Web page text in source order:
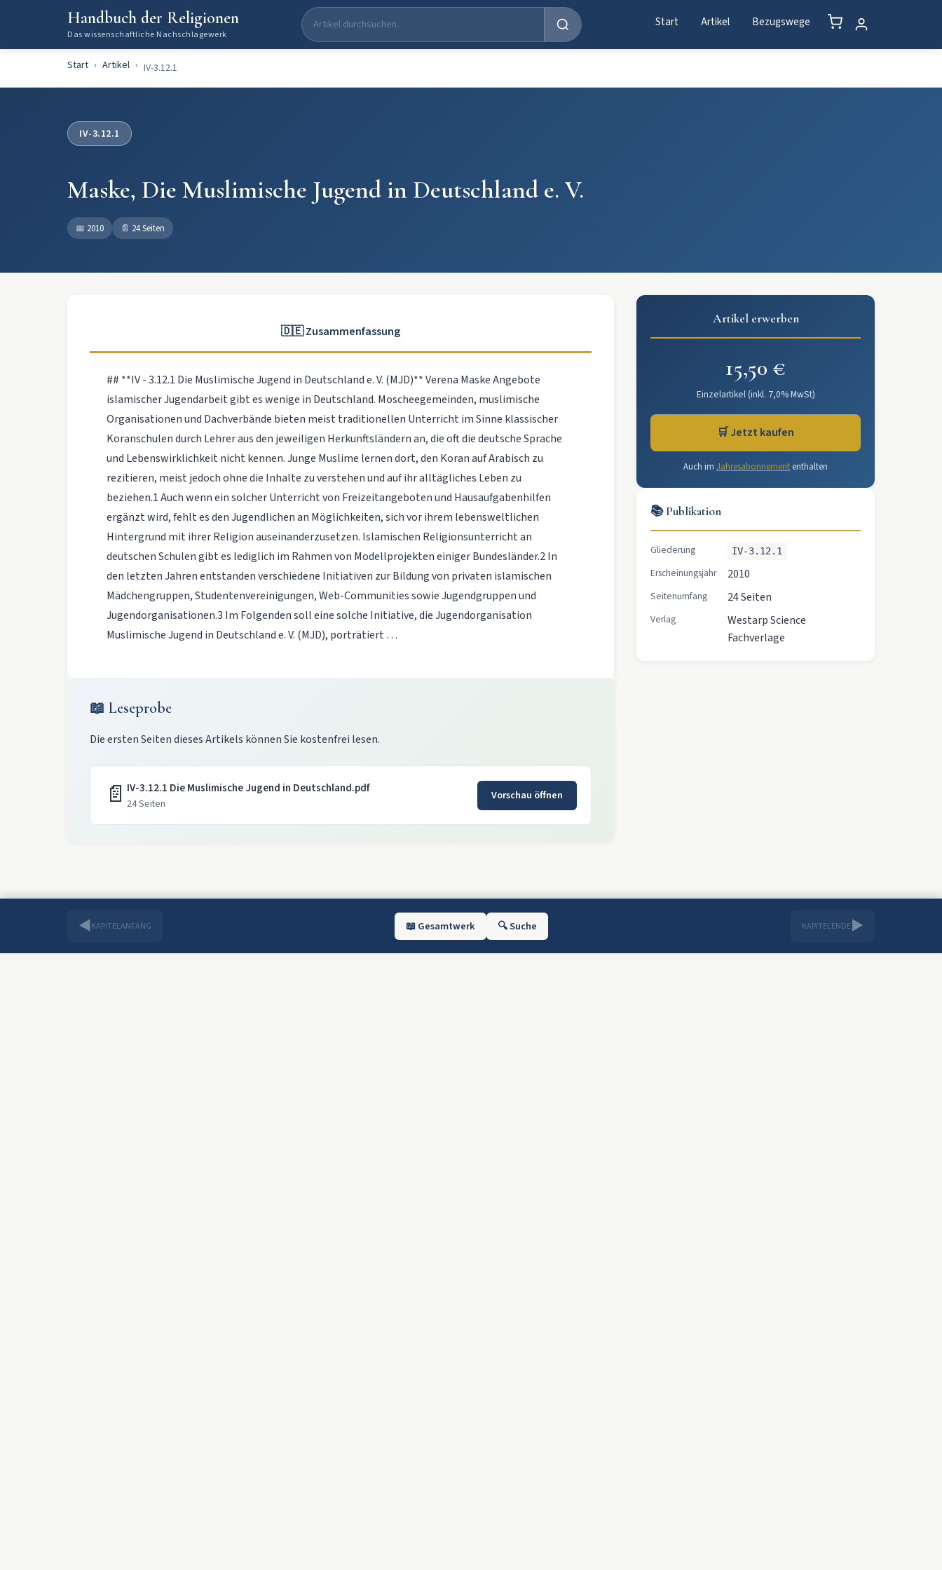
Handbuch der Religionen
Das wissenschaftliche Nachschlagewerk
Start Artikel Bezugswege
Start Artikel IV-3.12.1
IV-3.12.1
Maske, Die Muslimische Jugend in Deutschland e. V.
📅 2010 📄 24 Seiten
🇩🇪 Zusammenfassung
## **IV - 3.12.1 Die Muslimische Jugend in Deutschland e. V. (MJD)** Verena Maske Angebote
islamischer Jugendarbeit gibt es wenige in Deutschland. Moscheegemeinden, muslimische
Organisationen und Dachverbände bieten meist traditionellen Unterricht im Sinne klassischer
Koranschulen durch Lehrer aus den jeweiligen Herkunftsländern an, die oft die deutsche Sprache
und Lebenswirklichkeit nicht kennen. Junge Muslime lernen dort, den Koran auf Arabisch zu
rezitieren, meist jedoch ohne die Inhalte zu verstehen und auf ihr alltägliches Leben zu
beziehen.1 Auch wenn ein solcher Unterricht von Freizeitangeboten und Hausaufgabenhilfen
ergänzt wird, fehlt es den Jugendlichen an Möglichkeiten, sich vor ihrem lebensweltlichen
Hintergrund mit ihrer Religion auseinanderzusetzen. Islamischen Religionsunterricht an
deutschen Schulen gibt es lediglich im Rahmen von Modellprojekten einiger Bundesländer.2 In
den letzten Jahren entstanden verschiedene Initiativen zur Bildung von privaten islamischen
Mädchengruppen, Studentenvereinigungen, Web-Communities sowie Jugendgruppen und
Jugendorganisationen.3 Im Folgenden soll eine solche Initiative, die Jugendorganisation
Muslimische Jugend in Deutschland e. V. (MJD), porträtiert …
📖 Leseprobe
Die ersten Seiten dieses Artikels können Sie kostenfrei lesen.
📄 IV-3.12.1 Die Muslimische Jugend in Deutschland.pdf
24 Seiten
Vorschau öffnen
Artikel erwerben
15,50 €
Einzelartikel (inkl. 7,0% MwSt)
🛒 Jetzt kaufen
Auch im Jahresabonnement enthalten
📚 Publikation
Gliederung IV-3.12.1
Erscheinungsjahr 2010
Seitenumfang 24 Seiten
Verlag
Westarp Science
Fachverlage
◀KAPITELANFANG 📖 Gesamtwerk 🔍 Suche KAPITELENDE▶